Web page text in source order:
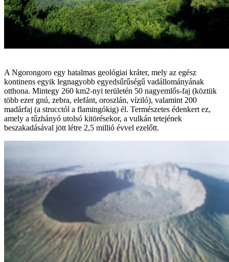
A Ngorongoro egy hatalmas geológiai kráter, mely az egész
kontinens egyik legnagyobb egyedsűrűségű vadállományának
otthona. Mintegy 260 km2-nyi területén 50 nagyemlős-faj (köztük
több ezer gnú, zebra, elefánt, oroszlán, víziló), valamint 200
madárfaj (a strucctól a flamingókig) él. Természetes édenkert ez,
amely a tűzhányó utolsó kitörésekor, a vulkán tetejének
beszakadásával jött létre 2,5 millió évvel ezelőtt.